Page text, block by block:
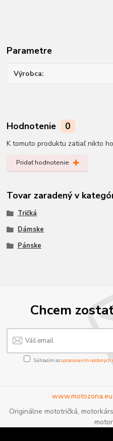
Parametre
Výrobca
Hodnotenie 0
K tomuto produktu zatiaľ nikto
Pridať hodnotenie
Tovar zaradený v
Tričká
Dámske
Pánske
Chcem
Súhlasím sospracovaním osobných
www.motozona.eu
Originálne mototričká,